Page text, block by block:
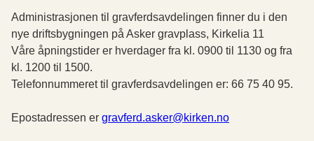
Administrasjonen til gravferdsavdelingen finner du i den
nye driftsbygningen på Asker gravplass, Kirkelia 11
Våre åpningstider er hverdager fra kl. 0900 til 1130 og fra
kl. 1200 til 1500.
Telefonnummeret til gravferdsavdelingen er: 66 75 40 95.
Epostadressen er gravferd.asker@kirken.no